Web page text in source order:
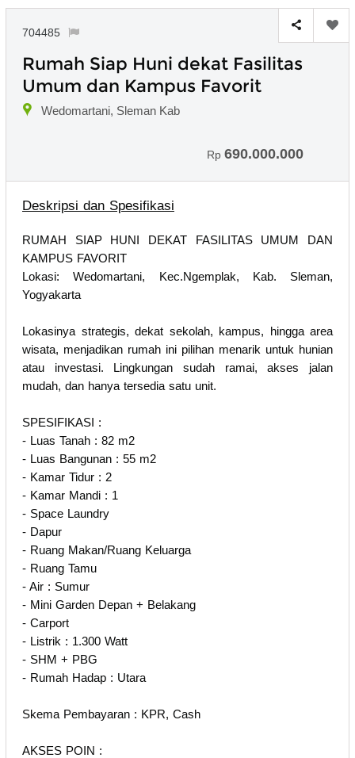
704485
Rumah Siap Huni dekat Fasilitas
Umum dan Kampus Favorit
Wedomartani, Sleman Kab
Rp 690.000.000
Deskripsi dan Spesifikasi
RUMAH SIAP HUNI DEKAT FASILITAS UMUM DAN
KAMPUS FAVORIT
Lokasi: Wedomartani, Kec.Ngemplak, Kab. Sleman,
Yogyakarta
Lokasinya strategis, dekat sekolah, kampus, hingga area
wisata, menjadikan rumah ini pilihan menarik untuk hunian
atau investasi. Lingkungan sudah ramai, akses jalan
mudah, dan hanya tersedia satu unit.
SPESIFIKASI :
- Luas Tanah : 82 m2
- Luas Bangunan : 55 m2
- Kamar Tidur : 2
- Kamar Mandi : 1
- Space Laundry
- Dapur
- Ruang Makan/Ruang Keluarga
- Ruang Tamu
- Air : Sumur
- Mini Garden Depan + Belakang
- Carport
- Listrik : 1.300 Watt
- SHM + PBG
- Rumah Hadap : Utara
Skema Pembayaran : KPR, Cash
AKSES POIN :